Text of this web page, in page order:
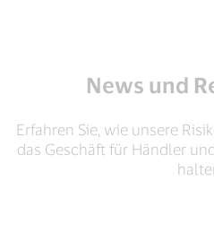
News und
Erfahren Sie, wie unsere
das Geschäft für Händler